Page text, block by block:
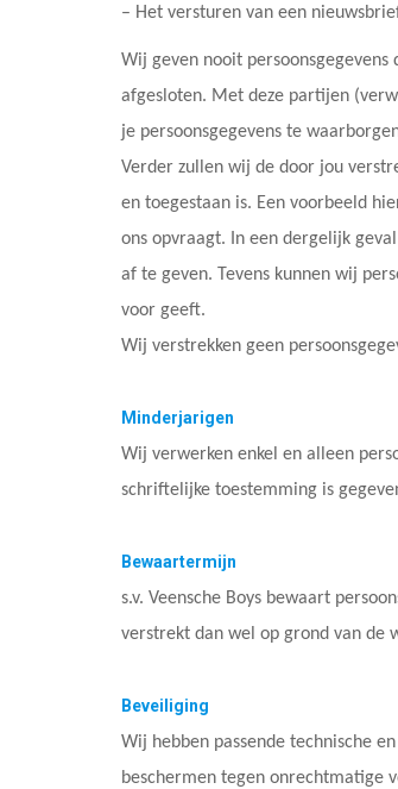
– Het versturen van een
Wij geven nooit
afgesloten. Met deze partijen
je persoonsgegevens te
Verder zullen wij de door jou
en toegestaan is. Een voorbeeld
ons opvraagt. In een dergelijk
af te geven. Tevens kunnen wij
voor geeft.
Wij verstrekken geen
Minderjarigen
Wij verwerken enkel en alleen
schriftelijke toestemming is
Bewaartermijn
s.v. Veensche Boys bewaart
verstrekt dan wel op grond van de
Beveiliging
Wij hebben passende technische
beschermen tegen onrechtmatige